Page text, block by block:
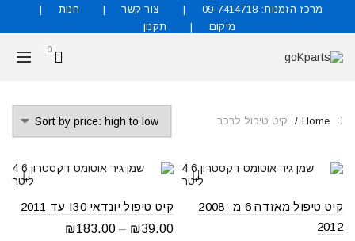
מרכז הזמנות: 09-7414718 צור קשר
חנות
מיקום
תקנון
0
Home קיט טיפול לרכב
קיט טיפול מאזדה 6 מ 2008-
2012
קיט טיפול יונדאי I30 עד 2011
₪39.00
–
₪183.00
אל תהססו להתקשר למרכז ההזמנות לקבלת הצעת מחיר
ניתן גם לשלוח הודעות לוואצאפ הרשמי שלנו
054-4397931